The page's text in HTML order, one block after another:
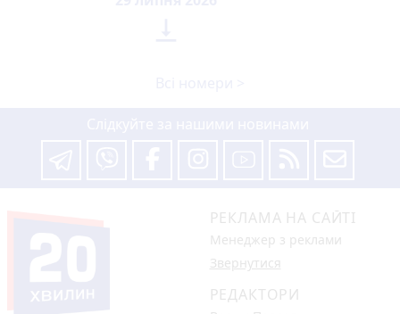
РЕКЛАМА НА САЙТІ
Менеджер з реклами
Звернутися
РЕДАКТОРИ